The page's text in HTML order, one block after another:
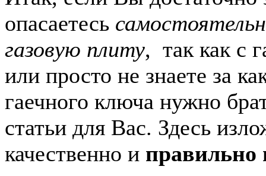
опасаетесь
газовую плиту, так как с
или просто не знаете за
гаечного ключа нужно
статьи для Вас. Здесь
качественно и правильно